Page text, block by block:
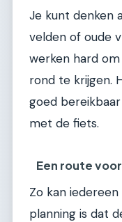
Je kunt denken
velden of oude
werken hard
rond te krijgen.
goed
met de fiets.
Een route
Zo kan
planning is dat